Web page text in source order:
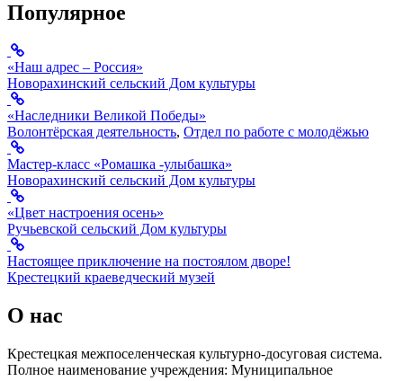
Популярное
«Наш адрес – Россия»
Новорахинский сельский Дом культуры
«Наследники Великой Победы»
Волонтёрская деятельность, Отдел по работе с молодёжью
Мастер-класс «Ромашка -улыбашка»
Новорахинский сельский Дом культуры
«Цвет настроения осень»
Ручьевской сельский Дом культуры
Настоящее приключение на постоялом дворе!
Крестецкий краеведческий музей
О нас
Крестецкая межпоселенческая культурно-досуговая система.
Полное наименование учреждения: Муниципальное